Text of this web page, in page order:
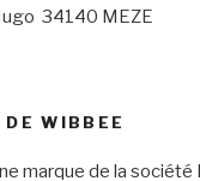
34140 MEZE
WIBBEE
marque de la société